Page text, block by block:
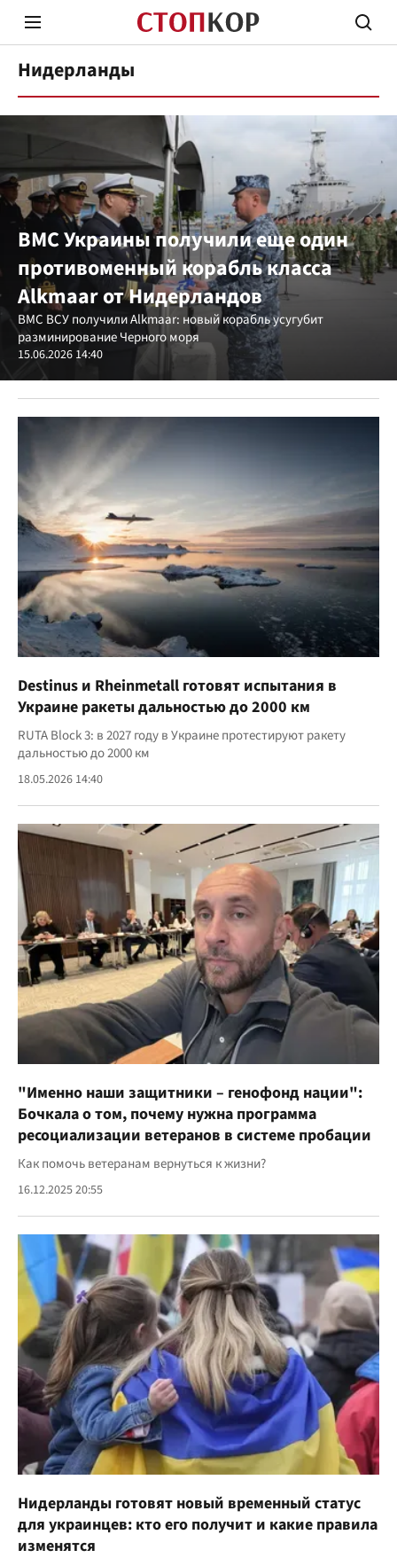
Стоп Политической Коррупции
Политика
Нидерланды
ВМС Украины получили еще один
противоменный корабль класса
Alkmaar от Нидерландов
ВМС ВСУ получили Alkmaar: новый корабль усугубит
разминирование Черного моря
15.06.2026 14:40
Destinus и Rheinmetall готовят испытания в
Украине ракеты дальностью до 2000 км
RUTA Block 3: в 2027 году в Украине протестируют ракету
дальностью до 2000 км
18.05.2026 14:40
"Именно наши защитники – генофонд нации":
Бочкала о том, почему нужна программа
ресоциализации ветеранов в системе пробации
Как помочь ветеранам вернуться к жизни?
16.12.2025 20:55
Нидерланды готовят новый временный статус
для украинцев: кто его получит и какие правила
изменятся